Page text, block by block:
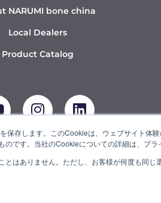
保存します。このCookieは、ウェブサイト体
です。当社のCookieについての詳細は、プラ
とはありません。ただし、お客様が何度も同
NARUMI bone china
Local Dealers
Product Catalog
n
s
t
a
g
i
n
k
e
d